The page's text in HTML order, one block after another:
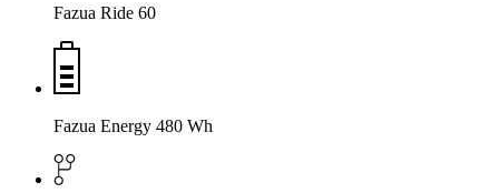
Fazua Ride 60
Fazua Energy 480 Wh